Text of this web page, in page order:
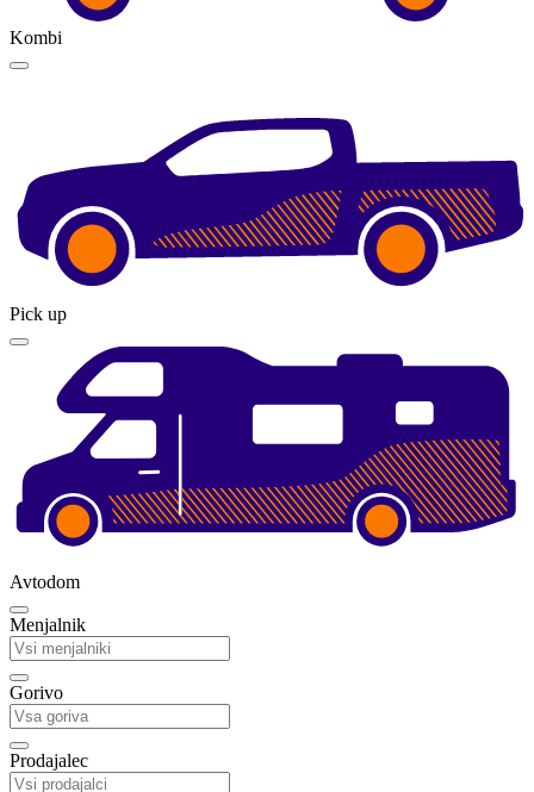
Kombi
Pick up
Avtodom
Menjalnik
Gorivo
Prodajalec